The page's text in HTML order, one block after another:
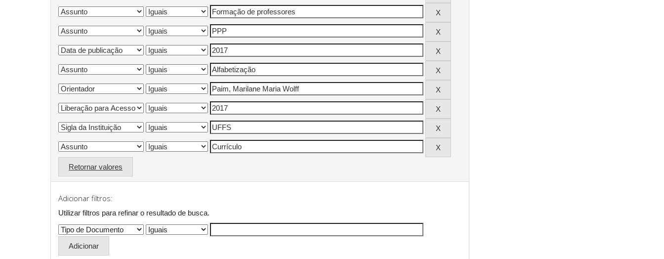
Retornar valores
Adicionar filtros:
Utilizar filtros para refinar o resultado de busca.